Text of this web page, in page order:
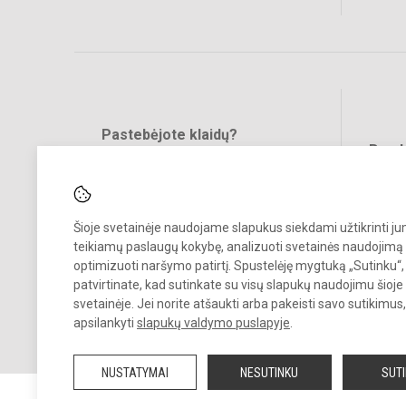
Šioje svetainėje naudojame slapukus siekdami užtikrinti
teikiamų paslaugų kokybę, analizuoti svetainės naudojimą
optimizuoti naršymo patirtį. Spustelėję mygtuką „Sutinku“,
patvirtinate, kad sutinkate su visų slapukų naudojimu šioje
svetainėje. Jei norite atšaukti arba pakeisti savo
apsilankyti slapukų valdymo puslapyje
NUSTATYMAI NESUTINKU
Pastebėjote klaidų?
© 2023. Kauno r. Garliavos Jonučių progimnazija. Visos teisės
Kopijuoti turinį be raštiško progimnazijos sutikimo griežtai